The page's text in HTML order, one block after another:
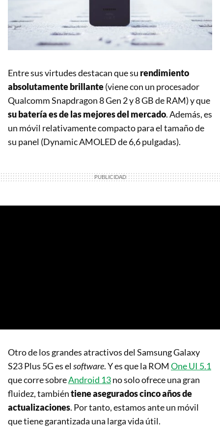
Entre sus virtudes destacan que su rendimiento
absolutamente brillante(viene con un procesador
Qualcomm Snapdragon 8 Gen 2 y 8 GB de RAM) y que
su batería es de las mejores del mercado. Además, es
un móvil relativamente compacto para el tamaño de
su panel (Dynamic AMOLED de 6,6 pulgadas).
Otro de los grandes atractivos del Samsung Galaxy
S23 Plus 5G es el software. Y es que la ROM One UI 5.1
que corre sobreAndroid 13no solo ofrece una gran
fluidez, tambiéntiene asegurados cinco años de
actualizaciones. Por tanto, estamos ante un móvil
que tiene garantizada una larga vida útil.